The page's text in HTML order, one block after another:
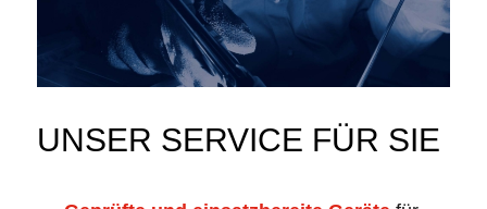
UNSER SERVICE FÜR SIE